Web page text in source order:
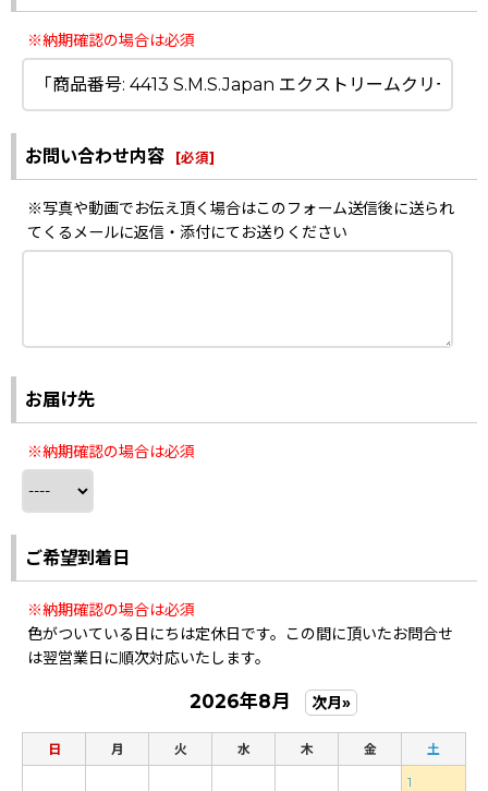
※納期確認の場合は必須
お問い合わせ内容 [必須]
※写真や動画でお伝え頂く場合はこのフォーム送信後に送られ
てくるメールに返信・添付にてお送りください
お届け先
※納期確認の場合は必須
ご希望到着日
※納期確認の場合は必須
色がついている日にちは定休日です。この間に頂いたお問合せ
は翌営業日に順次対応いたします。
2026年8月 次月»
日 月 火 水 木 金 土
1